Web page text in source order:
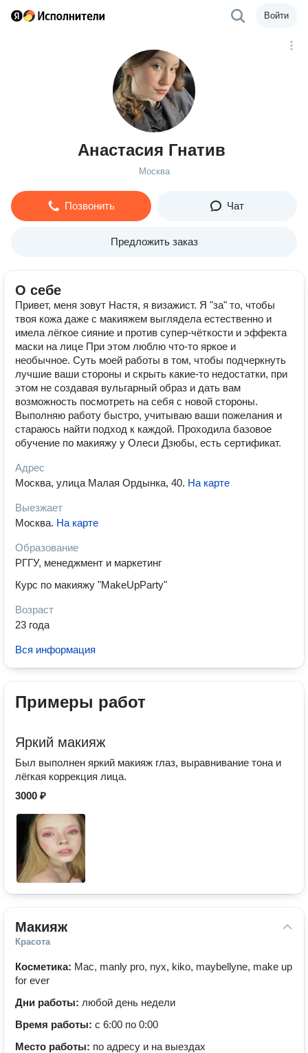
Войти
Анастасия Гнатив
Москва
Позвонить Чат
Предложить заказ
О себе
Привет, меня зовут Настя, я визажист. Я "за" то, чтобы
твоя кожа даже с макияжем выглядела естественно и
имела лёгкое сияние и против супер-чёткости и эффекта
маски на лице При этом люблю что-то яркое и
необычное. Суть моей работы в том, чтобы подчеркнуть
лучшие ваши стороны и скрыть какие-то недостатки, при
этом не создавая вульгарный образ и дать вам
возможность посмотреть на себя с новой стороны.
Выполняю работу быстро, учитываю ваши пожелания и
стараюсь найти подход к каждой. Проходила базовое
обучение по макияжу у Олеси Дзюбы, есть сертификат.
Адрес
Москва, улица Малая Ордынка, 40. На карте
Выезжает
Москва. На карте
Образование
РГГУ, менеджмент и маркетинг
Курс по макияжу "MakeUpParty"
Возраст
23 года
Вся информация
Примеры работ
Яркий макияж
Был выполнен яркий макияж глаз, выравнивание тона и
лёгкая коррекция лица.
3000 ₽
Макияж
Красота
Косметика: Mac, manly pro, nyx, kiko, maybellyne, make up
for ever
Дни работы: любой день недели
Время работы: с 6:00 по 0:00
Место работы: по адресу и на выездах